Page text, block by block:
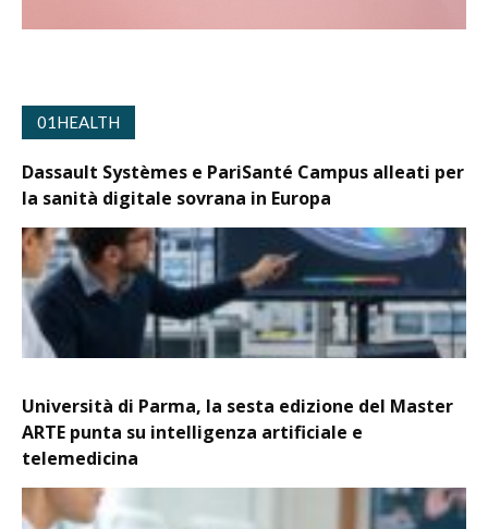
01HEALTH
Dassault Systèmes e PariSanté Campus alleati per
la sanità digitale sovrana in Europa
Università di Parma, la sesta edizione del Master
ARTE punta su intelligenza artificiale e
telemedicina